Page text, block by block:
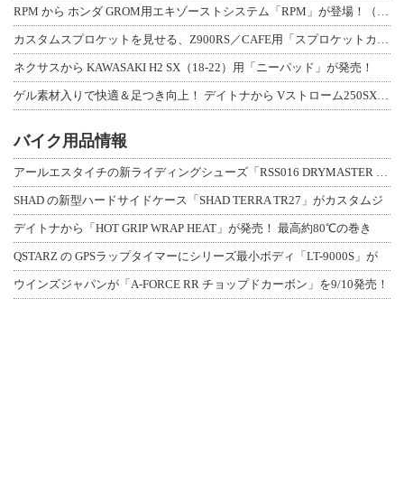
RPM から ホンダ GROM用エキゾーストシステム「RPM」が登場！（動画あり
カスタムスプロケットを見せる、Z900RS／CAFE用「スプロケットカバーフルキ
ネクサスから KAWASAKI H2 SX（18-22）用「ニーパッド」が発売！
ゲル素材入りで快適＆足つき向上！ デイトナから Vストローム250SX用「快適ロ
バイク用品情報
アールエスタイチの新ライディングシューズ「RSS016 DRYMASTER スト
SHAD の新型ハードサイドケース「SHAD TERRA TR27」がカスタムジ
デイトナから「HOT GRIP WRAP HEAT」が発売！ 最高約80℃の巻き
QSTARZ の GPSラップタイマーにシリーズ最小ボディ「LT-9000S」が
ウインズジャパンが「A-FORCE RR チョップドカーボン」を9/10発売！